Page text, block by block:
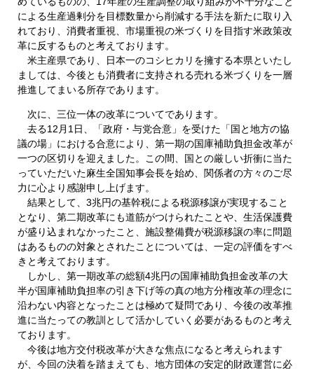
による生産過剰分を目標数量から削減する手法を新たに取り入
れており、消費者重視、市場重視の米づくりを目指す米政策改
革に反するものと考えております。
米主産県であり、日本一のコシヒカリを擁する本県といたし
ましては、今後とも消費者に支持される売れる米づくりを一層
推進してまいる所存であります。
次に、三位一体の改革についてであります。
去る12月1日、「政府・与党合意」を受けた「国と地方の協
議の場」における合意により、第一期の国庫補助負担金改革が
一つの区切りを迎えました。この間、国との厳しい折衝に当た
っていただいた麻生全国知事会長を始め、関係者の方々のご尽
力に心より感謝申し上げます。
結果として、3兆円の基幹税による税源移譲が実現すること
となり、第二期改革にも道筋がつけられたことや、生活保護費
が盛り込まれなかったこと、施設整備費が税源移譲の率に問題
はあるものの対象とされたことについては、一定の評価をすべ
きと考えております。
しかし、第一期改革の総額4兆円の国庫補助負担金改革の大
半が国庫補助負担率の引き下げ等の真の地方分権改革の理念に
沿わない内容となったことは極めて疑問であり、今後の改革推
進に当たっての教訓として活かしていく必要があるものと考え
ております。
今後は地方交付税改革が大きな焦点になると考えられます
が、今回の決着を踏まえても、地方団体の安定的財政運営に必